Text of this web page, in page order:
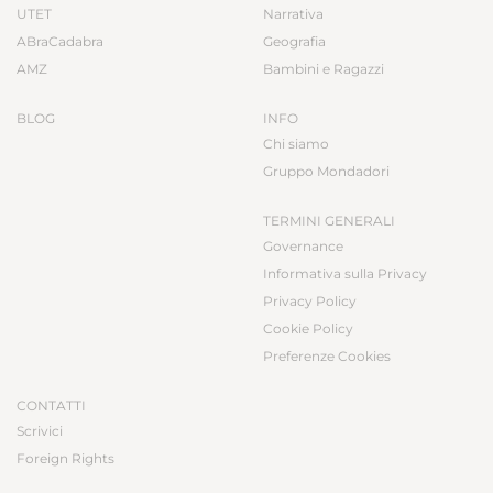
UTET
ABraCadabra
AMZ
BLOG
Narrativa
Geografia
Bambini e Ragazzi
INFO
Chi siamo
Gruppo Mondadori
TERMINI GENERALI
Governance
Informativa sulla Privacy
Privacy Policy
Cookie Policy
Preferenze Cookies
CONTATTI
Scrivici
Foreign Rights